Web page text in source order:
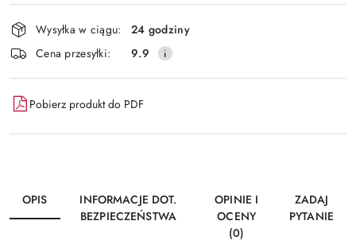
Wyślij
Dostępność
i
dostawa
Wysyłka w ciągu:
24 godziny
Cena przesyłki:
9.9
Pobierz produkt do PDF
OPIS
INFORMACJE DOT.
BEZPIECZEŃSTWA
OPINIE I
OCENY
(0)
ZADAJ
PYTANIE